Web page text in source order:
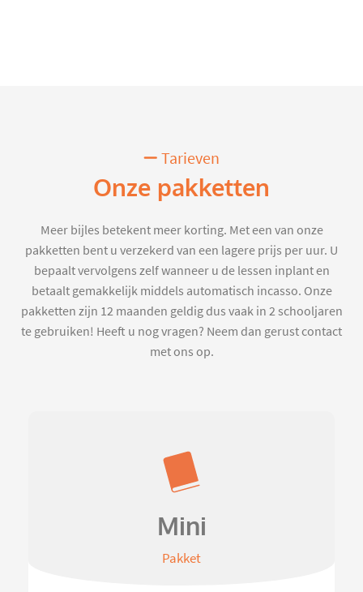
Tarieven
Onze pakketten
Meer bijles betekent meer korting. Met een van onze
pakketten bent u verzekerd van een lagere prijs per uur. U
bepaalt vervolgens zelf wanneer u de lessen inplant en
betaalt gemakkelijk middels automatisch incasso. Onze
pakketten zijn 12 maanden geldig dus vaak in 2 schooljaren
te gebruiken! Heeft u nog vragen? Neem dan gerust contact
met ons op.
Mini
Pakket